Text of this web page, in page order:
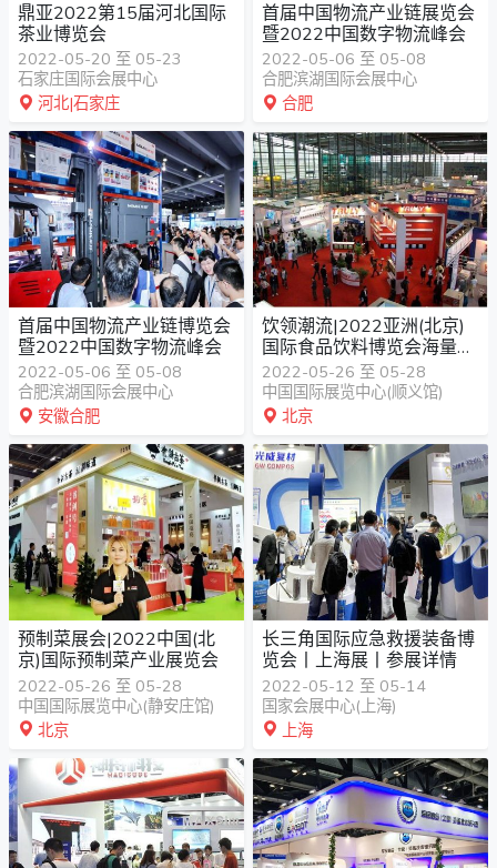
鼎亚2022第15届河北国际
茶业博览会
2022-05-20 至 05-23
石家庄国际会展中心
河北|石家庄
首届中国物流产业链展览会
暨2022中国数字物流峰会
2022-05-06 至 05-08
合肥滨湖国际会展中心
合肥
首届中国物流产业链博览会
暨2022中国数字物流峰会
2022-05-06 至 05-08
合肥滨湖国际会展中心
安徽合肥
饮领潮流|2022亚洲(北京)
国际食品饮料博览会海量商
机等你来
2022-05-26 至 05-28
中国国际展览中心(顺义馆)
北京
预制菜展会|2022中国(北
京)国际预制菜产业展览会
2022-05-26 至 05-28
中国国际展览中心(静安庄馆)
北京
长三角国际应急救援装备博
览会丨上海展丨参展详情
2022-05-12 至 05-14
国家会展中心(上海)
上海